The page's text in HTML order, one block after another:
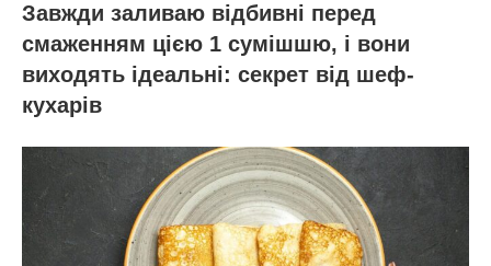
Завжди заливаю відбивні перед
смаженням цією 1 сумішшю, і вони
виходять ідеальні: секрет від шеф-
кухарів